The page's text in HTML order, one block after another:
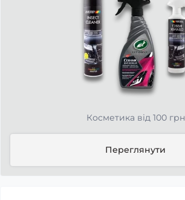
Косметика від 100 грн
Переглянути